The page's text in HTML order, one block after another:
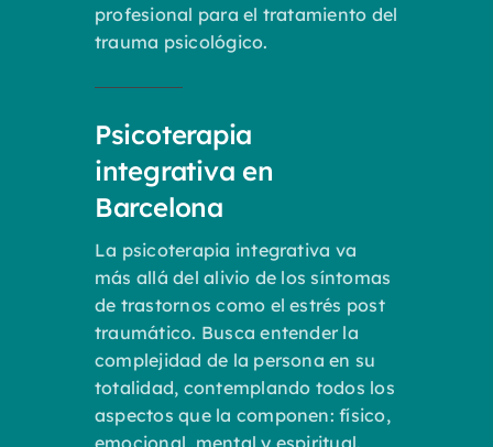
profesional para el tratamiento del
trauma psicológico.
Psicoterapia
integrativa en
Barcelona
La psicoterapia integrativa va
más allá del alivio de los síntomas
de trastornos como el estrés post
traumático. Busca entender la
complejidad de la persona en su
totalidad, contemplando todos los
aspectos que la componen: físico,